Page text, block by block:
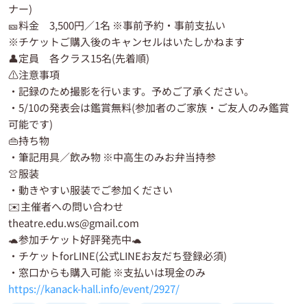
ナー)
🎫料金 3,500円／1名 ※事前予約・事前支払い
※チケットご購入後のキャンセルはいたしかねます
👤定員 各クラス15名(先着順)
⚠️注意事項
・記録のため撮影を行います。予めご了承ください。
・5/10の発表会は鑑賞無料(参加者のご家族・ご友人のみ鑑賞
可能です)
👜持ち物
・筆記用具／飲み物 ※中高生のみお弁当持参
👚服装
・動きやすい服装でご参加ください
✉️主催者への問い合わせ
theatre.edu.ws@gmail.com
🐢参加チケット好評発売中🐢
・チケットforLINE(公式LINEお友だち登録必須)
・窓口からも購入可能 ※支払いは現金のみ
https://kanack-hall.info/event/2927/